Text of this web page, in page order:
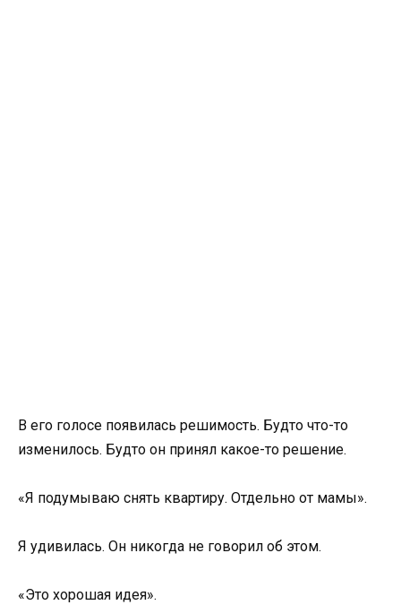
В его голосе появилась решимость. Будто что-то
изменилось. Будто он принял какое-то решение.
«Я подумываю снять квартиру. Отдельно от мамы».
Я удивилась. Он никогда не говорил об этом.
«Это хорошая идея».